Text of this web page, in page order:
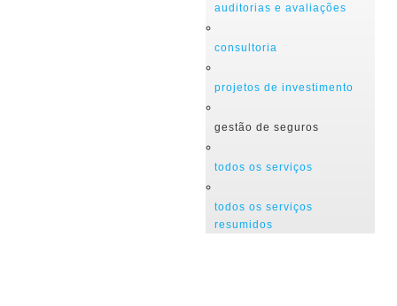
auditorias e avaliações
consultoria
projetos de investimento
gestão de seguros
todos os serviços
todos os serviços
resumidos